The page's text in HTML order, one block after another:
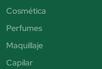
Cosmética
Perfumes
Maquillaje
Capilar